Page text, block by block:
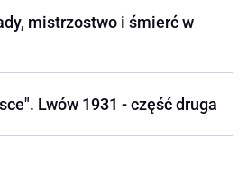
mistrzostwo i śmierć w
Lwów 1931 - część druga